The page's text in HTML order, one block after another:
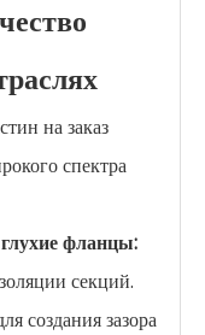
на заказ
спектра
фланцы:
секций.
создания зазора